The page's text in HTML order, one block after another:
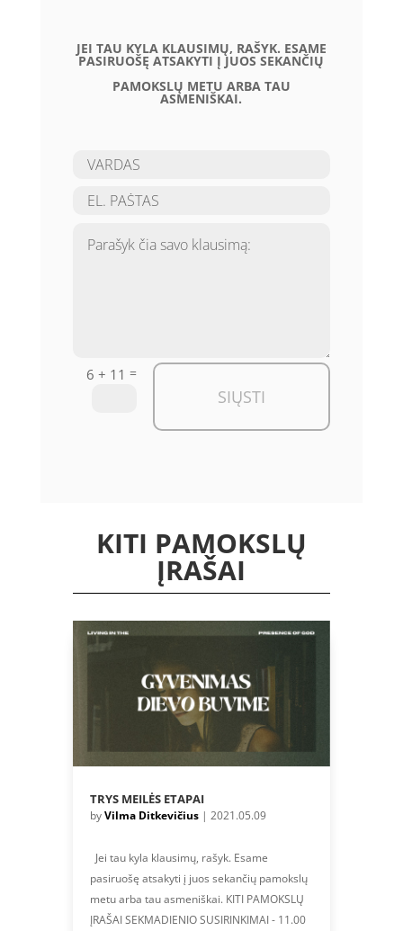
JEI TAU KYLA KLAUSIMŲ, RAŠYK. ESAME
PASIRUOŠĘ ATSAKYTI Į JUOS SEKANČIŲ
PAMOKSLŲ METU ARBA TAU
ASMENIŠKAI.
6 + 11 =
SIŲSTI
KITI PAMOKSLŲ
ĮRAŠAI
TRYS MEILĖS ETAPAI
byVilma Ditkevičius| 2021.05.09
Jei tau kyla klausimų, rašyk. Esame
pasiruošę atsakyti į juos sekančių pamokslų
metu arba tau asmeniškai. KITI PAMOKSLŲ
ĮRAŠAI SEKMADIENIO SUSIRINKIMAI - 11.00